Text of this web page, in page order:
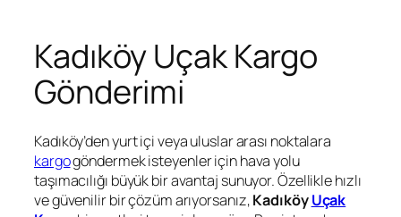
Kadıköy Uçak Kargo
Gönderimi
Kadıköy’den yurt içi veya uluslar arası noktalara
kargogöndermek isteyenler için hava yolu
taşımacılığı büyük bir avantaj sunuyor. Özellikle hızlı
ve güvenilir bir çözüm arıyorsanız,KadıköyUçak